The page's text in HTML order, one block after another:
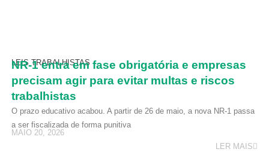
LEIS TRABALHISTAS
NR-1 entra em fase obrigatória e empresas
precisam agir para evitar multas e riscos
trabalhistas
O prazo educativo acabou. A partir de 26 de maio, a nova NR-1 passa
a ser fiscalizada de forma punitiva
MAIO 20, 2026
LER MAIS